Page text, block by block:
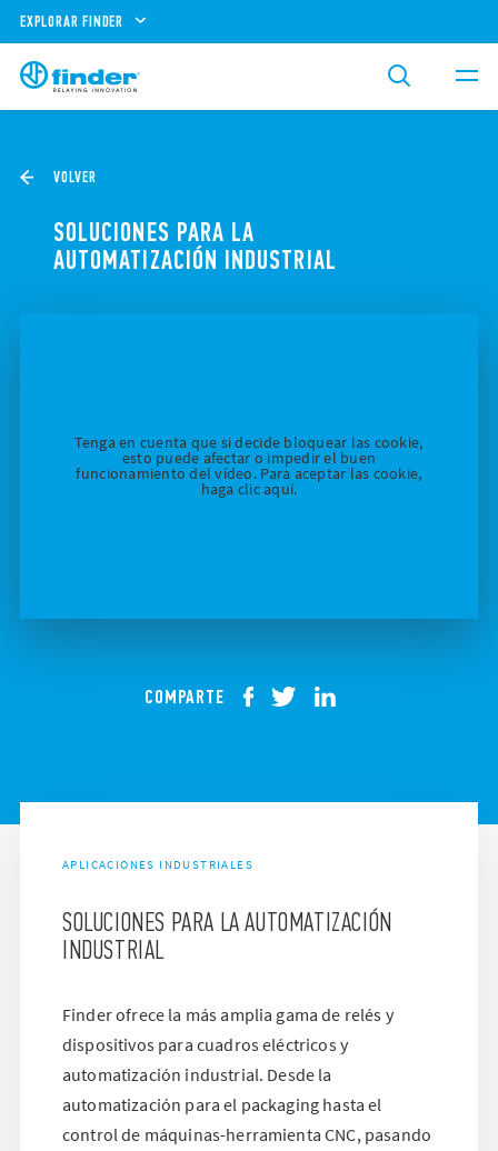
EXPLORAR FINDER
VOLVER
SOLUCIONES PARA LA
AUTOMATIZACIÓN INDUSTRIAL
Tenga en cuenta que si decide bloquear las cookie,
esto puede afectar o impedir el buen
funcionamiento del vídeo. Para aceptar las cookie,
haga clic aquí.
COMPARTE
APLICACIONES INDUSTRIALES
SOLUCIONES PARA LA AUTOMATIZACIÓN
INDUSTRIAL
Finder ofrece la más amplia gama de relés y
dispositivos para cuadros eléctricos y
automatización industrial. Desde la
automatización para el packaging hasta el
control de máquinas-herramienta CNC, pasando